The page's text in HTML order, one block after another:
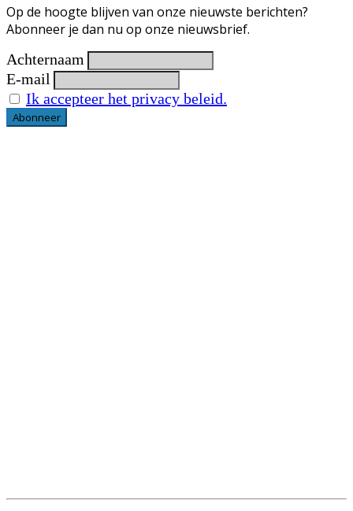
Op de hoogte blijven van onze nieuwste berichten?
Abonneer je dan nu op onze nieuwsbrief.
Achternaam
E-mail
Ik accepteer het privacy beleid.